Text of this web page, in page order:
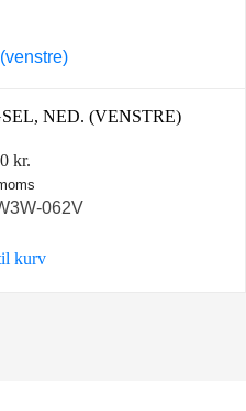
NED. (VENSTRE)
kr.
062V
kurv